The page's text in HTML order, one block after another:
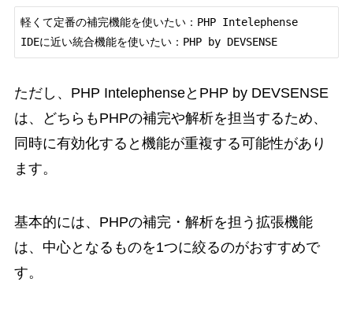
軽くて定番の補完機能を使いたい：PHP Intelephense
IDEに近い統合機能を使いたい：PHP by DEVSENSE
ただし、PHP IntelephenseとPHP by DEVSENSE
は、どちらもPHPの補完や解析を担当するため、
同時に有効化すると機能が重複する可能性があり
ます。
基本的には、PHPの補完・解析を担う拡張機能
は、中心となるものを1つに絞るのがおすすめで
す。